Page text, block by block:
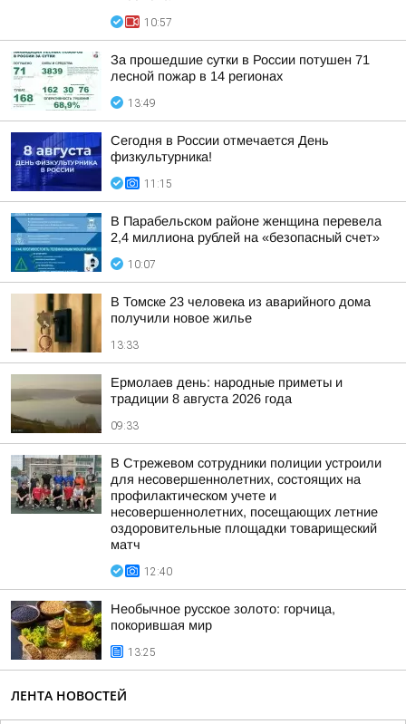
10:57
За прошедшие сутки в России потушен 71
лесной пожар в 14 регионах
13:49
Сегодня в России отмечается День
физкультурника!
11:15
В Парабельском районе женщина перевела
2,4 миллиона рублей на «безопасный счет»
10:07
В Томске 23 человека из аварийного дома
получили новое жилье
13:33
Ермолаев день: народные приметы и
традиции 8 августа 2026 года
09:33
В Стрежевом сотрудники полиции устроили
для несовершеннолетних, состоящих на
профилактическом учете и
несовершеннолетних, посещающих летние
оздоровительные площадки товарищеский
матч
12:40
Необычное русское золото: горчица,
покорившая мир
13:25
ЛЕНТА НОВОСТЕЙ